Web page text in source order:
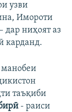
узви
Имороти
дар ниҳоят аз
карданд.
манобеи
таъқиби
- раиси